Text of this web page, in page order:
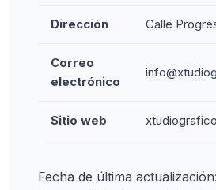
Dirección Calle
Correo
electrónico
Sitio web
Fecha de última